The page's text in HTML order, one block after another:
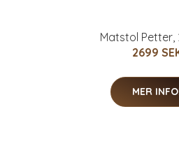
Matstol Petter,
2699
MER